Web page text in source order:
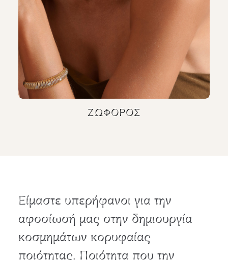
ΖΩΦΌΡΟΣ
Είμαστε υπερήφανοι για την
αφοσίωσή μας στην δημιουργία
κοσμημάτων κορυφαίας
ποιότητας. Ποιότητα που την